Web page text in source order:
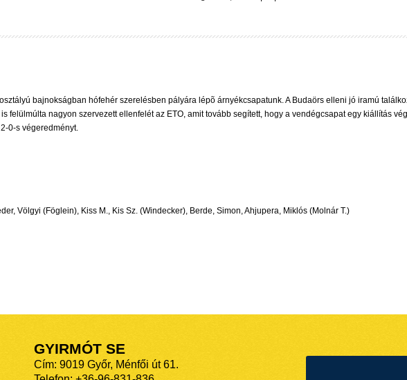
bajnokságban hófehér szerelésben pályára lépõ árnyékcsapatunk. A Budaörs elleni jó iramú
felülmúlta nagyon szervezett ellenfelét az ETO, amit tovább segített, hogy a vendégcsapat egy kiállítás
0-s végeredményt.
Völgyi (Föglein), Kiss M., Kis Sz. (Windecker), Berde, Simon, Ahjupera, Miklós (Molnár T.)
GYIRMÓT SE
Cím: 9019 Győr, Ménfői út 61.